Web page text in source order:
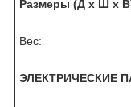
Размеры (Д x Ш x
Вес:
ЭЛЕКТРИЧЕСКИЕ